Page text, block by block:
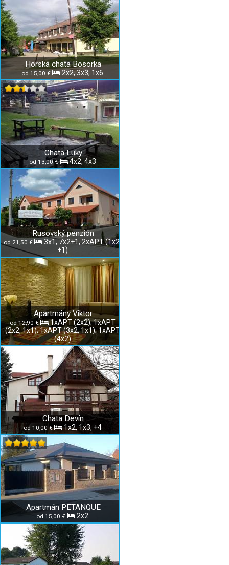
Horská chata Bosorka
od 15,00 € 2x2, 3x3, 1x6
Chata Luky
od 13,00 € 4x2, 4x3
Rusovský penzión
od 21,50 €
3x1, 7x2+1, 2xAPT (1x2,
+1)
Apartmány Viktor
od 12,90 €
1xAPT (2x2); 1xAPT
(2x2, 1x1); 1xAPT (3x2, 1x1); 1xAPT
(4x2)
Chata Devín
od 10,00 € 1x2, 1x3, +4
Apartmán PETANQUE
od 15,00 € 2x2